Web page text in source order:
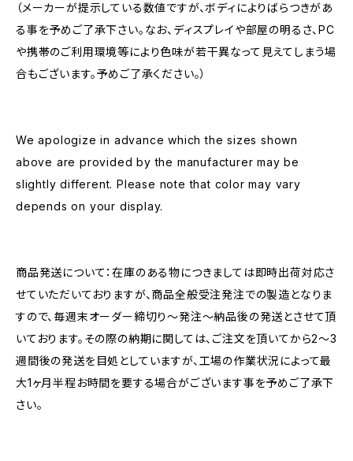
（メーカーが提示している数値ですが、ボディによりばらつきがあ
る事を予めご了承下さい。なお、ディスプレイや部屋の明るさ、PC
や携帯のご利用環境等により色味が若干異なって見えてしまう場
合もございます。予めご了承ください。）
We apologize in advance which the sizes shown
above are provided by the manufacturer may be
slightly different. Please note that color may vary
depends on your display.
商品発送について：在庫のある物につきましては即時出荷対応さ
せていただいておりますが、商品全般受注発注での製造となりま
すので、毎週末オーダー締切り〜発注〜納品後の発送とさせて頂
いております。その際の納期に関しては、ご注文を頂いてから2〜3
週間後の発送を目処としていますが、工場の作業状況によって最
大1ヶ月半程お時間を要する場合がございます事を予めご了承下
さい。